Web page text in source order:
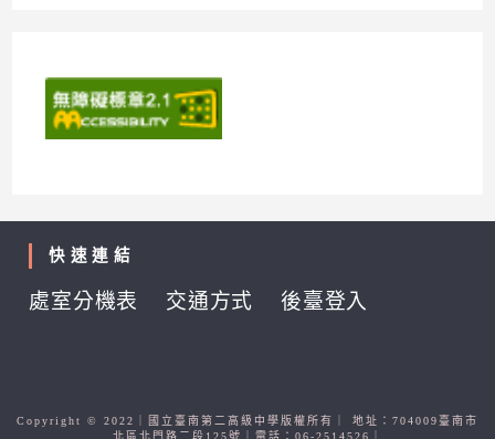
快速連結
處室分機表 交通方式 後臺登入
Copyright © 2022｜國立臺南第二高級中學版權所有｜ 地址：704009臺南市
北區北門路二段125號｜電話：06-2514526｜